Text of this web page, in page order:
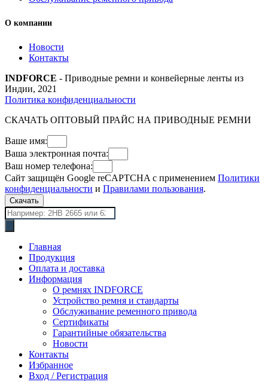
О компании
Новости
Контакты
INDFORCE - Приводные ремни и конвейерные ленты из
Индии, 2021
Политика конфиденциальности
СКАЧАТЬ ОПТОВЫЙ ПРАЙС НА ПРИВОДНЫЕ РЕМНИ
Ваше имя:
Ваша электронная почта:
Ваш номер телефона:
Сайт защищён Google reCAPTCHA с применением Политики
конфиденциальности и Правилами пользования.
Скачать
Поиск
товаров
Главная
Продукция
Оплата и доставка
Информация
О ремнях INDFORCE
Устройство ремня и стандарты
Обслуживание ременного привода
Сертификаты
Гарантийные обязательства
Новости
Контакты
Избранное
Вход / Регистрация